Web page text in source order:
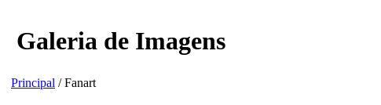
Galeria de Imagens
Principal / Fanart